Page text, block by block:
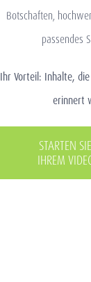
Botschaften,
passendes
Ihr Vorteil: Inhalte,
erinnert
STARTEN
IHREM